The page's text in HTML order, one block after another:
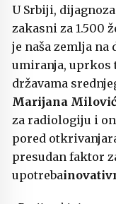
U Srbiji,
zakasni za 1.500
je naša zemlja na
umiranja, uprkos
državama
Marijana
za radiologiju i
pored
presudan faktor
upotreba